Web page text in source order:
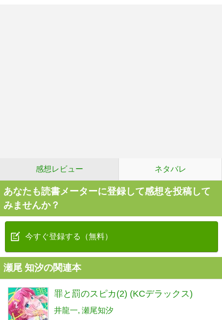
感想レビュー ネタバレ
あなたも読書メーターに登録して感想を投稿して
みませんか？
今すぐ登録する（無料）
瀬尾 知汐の関連本
罪と罰のスピカ(2) (KCデラックス)
井龍一 瀬尾知汐